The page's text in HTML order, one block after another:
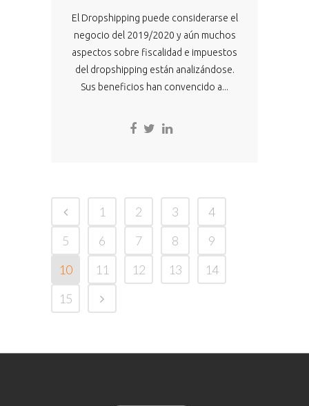
El Dropshipping puede considerarse el
negocio del 2019/2020 y aún muchos
aspectos sobre fiscalidad e impuestos
del dropshipping están analizándose.
Sus beneficios han convencido a...
1 2 3
4
5
6 7 8
9
10
11 12 13
14
15